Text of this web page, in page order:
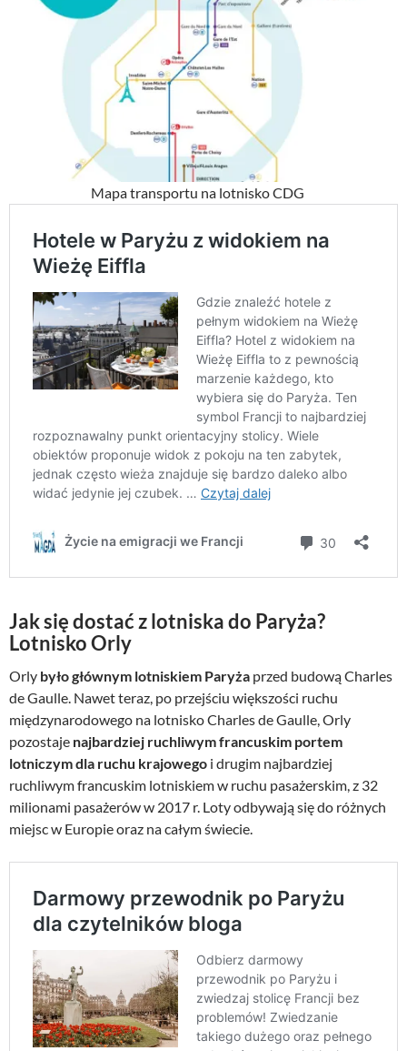
Mapa transportu na lotnisko CDG
Jak się dostać z lotniska do Paryża?
Lotnisko Orly
Orly było głównym lotniskiem Paryża przed budową Charles
de Gaulle. Nawet teraz, po przejściu większości ruchu
międzynarodowego na lotnisko Charles de Gaulle, Orly
pozostaje najbardziej ruchliwym francuskim portem
lotniczym dla ruchu krajowego i drugim najbardziej
ruchliwym francuskim lotniskiem w ruchu pasażerskim, z 32
milionami pasażerów w 2017 r. Loty odbywają się do różnych
miejsc w Europie oraz na całym świecie.